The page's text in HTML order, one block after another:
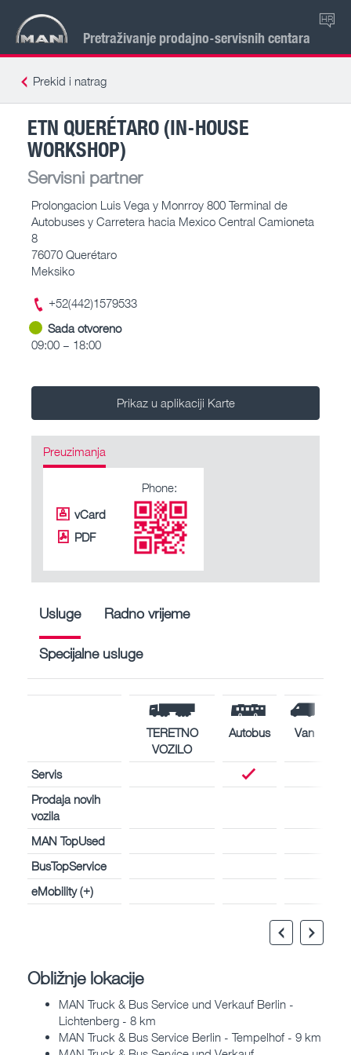
Pretraživanje prodajno-servisnih centara
HR
Prekid i natrag
ETN QUERÉTARO (IN-HOUSE
WORKSHOP)
Servisni partner
Prolongacion Luis Vega y Monrroy 800 Terminal de
Autobuses y Carretera hacia Mexico Central Camioneta
8
76070 Querétaro
Meksiko
+52(442)1579533
Sada otvoreno
09:00 – 18:00
Prikaz u aplikaciji Karte
Preuzimanja
vCard
PDF
Phone:
Usluge Radno vrijeme
Specijalne usluge
TERETNO
VOZILO
Autobus Van
Servis
Prodaja novih
vozila
MAN TopUsed
BusTopService
eMobility (+)
Obližnje lokacije
MAN Truck & Bus Service und Verkauf Berlin -
Lichtenberg - 8 km
MAN Truck & Bus Service Berlin - Tempelhof - 9 km